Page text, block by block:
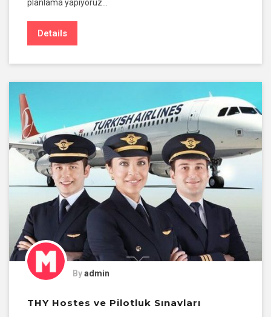
planlama yapıyoruz…
Details
Byadmin
THY Hostes ve Pilotluk Sınavları